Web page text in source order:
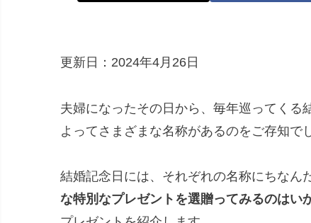
更新日：2024年4月26日
夫婦になったその日から、毎年巡ってく
よってさまざまな名称があるのをご存知で
結婚記念日には、それぞれの名称にちなん
な特別なプレゼントを選贈ってみるのはい